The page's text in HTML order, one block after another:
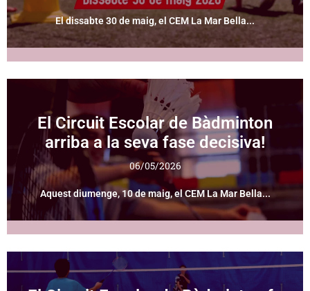
El dissabte 30 de maig, el CEM La Mar Bella...
El Circuit Escolar de Bàdminton
arriba a la seva fase decisiva!
06/05/2026
Aquest diumenge, 10 de maig, el CEM La Mar Bella...